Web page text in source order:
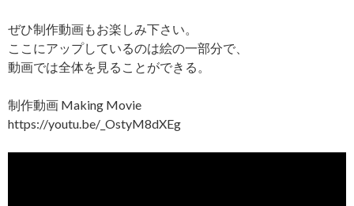
ぜひ制作動画もお楽しみ下さい。
ここにアップしているのは絵の一部分で、
動画では全体を見ることができる。
制作動画 Making Movie
https://youtu.be/_OstyM8dXEg